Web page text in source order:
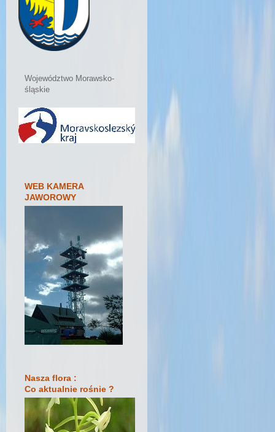
Województwo Morawsko-
śląskie
WEB KAMERA
JAWOROWY
Nasza flora :
Co aktualnie rośnie ?